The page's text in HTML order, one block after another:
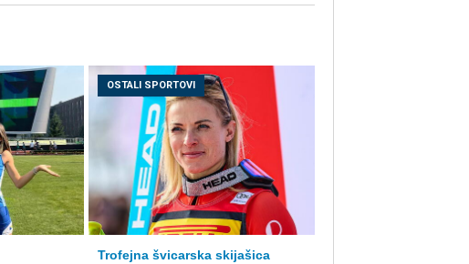
OSTALI SPORTOVI
Trofejna švicarska skijašica